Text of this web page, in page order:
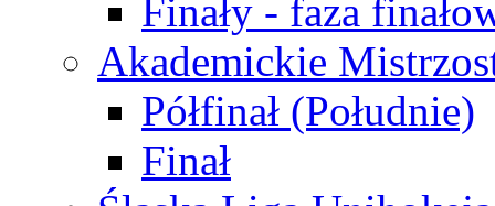
Finały - faza
Akademickie
Półfinał (Południe)
Finał